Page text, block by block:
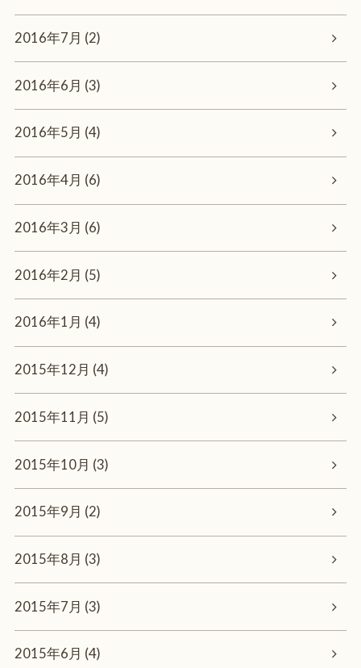
2016年7月 (2)
2016年6月 (3)
2016年5月 (4)
2016年4月 (6)
2016年3月 (6)
2016年2月 (5)
2016年1月 (4)
2015年12月 (4)
2015年11月 (5)
2015年10月 (3)
2015年9月 (2)
2015年8月 (3)
2015年7月 (3)
2015年6月 (4)